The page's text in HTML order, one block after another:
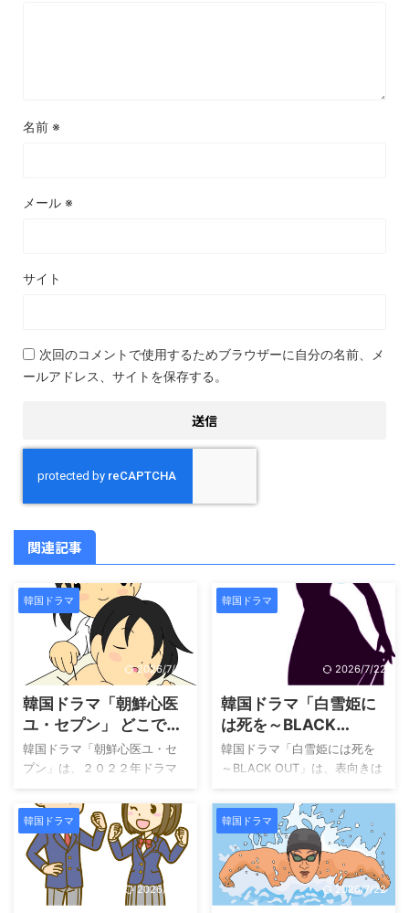
名前 ※
メール ※
サイト
次回のコメントで使用するためブラウザーに自分の名前、メ
ールアドレス、サイトを保存する。
関連記事
韓国ドラマ
2026/7/22
韓国ドラマ「朝鮮心医
ユ・セプン」 どこで見
れる
韓国ドラマ「朝鮮心医ユ・セ
プン」は、２０２２年ドラマ
です。U-NEXTで独占先行配信
視聴できます。 ユ・セヨプは
内医院の首席鍼医として、そ
の卓越した技術と端正な容姿
で将来を嘱望されていまし
た。しかし、ある事件をきっ
かけに王の死に関与したとさ
韓国ドラマ
2026/7/22
韓国ドラマ「白雪姫に
は死を～BLACK
OUT」配信どこでみれ
る？
韓国ドラマ「白雪姫には死を
～BLACK OUT」は、表向きは
平和に見える村で起きた不可
解な少女失踪事件を軸に、人
間の心の闇と真実を追求する
サスペンスです。主人公は優
等生として未来を期待されな
がらも、突如として殺人犯の
疑いをかけられ服役すること
韓国ドラマ
2026/7/22
韓国ドラマ
2026/7/22